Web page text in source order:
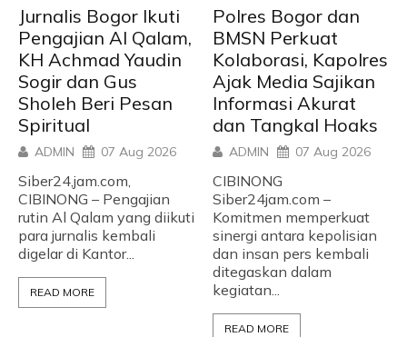
Jurnalis Bogor Ikuti
Pengajian Al Qalam,
KH Achmad Yaudin
Sogir dan Gus
Sholeh Beri Pesan
Spiritual
ADMIN 07 Aug 2026
Siber24,jam.com,
CIBINONG – Pengajian
rutin Al Qalam yang diikuti
para jurnalis kembali
digelar di Kantor...
READ MORE
Polres Bogor dan
BMSN Perkuat
Kolaborasi, Kapolres
Ajak Media Sajikan
Informasi Akurat
dan Tangkal Hoaks
ADMIN 07 Aug 2026
CIBINONG
Siber24jam.com –
Komitmen memperkuat
sinergi antara kepolisian
dan insan pers kembali
ditegaskan dalam
kegiatan...
READ MORE